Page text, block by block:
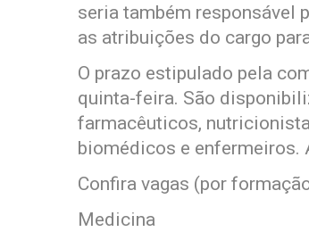
seria também responsável
as atribuições do cargo
O prazo estipulado pela
quinta-feira. São
farmacêuticos,
biomédicos e enfermeiros.
Confira vagas (por
Medicina